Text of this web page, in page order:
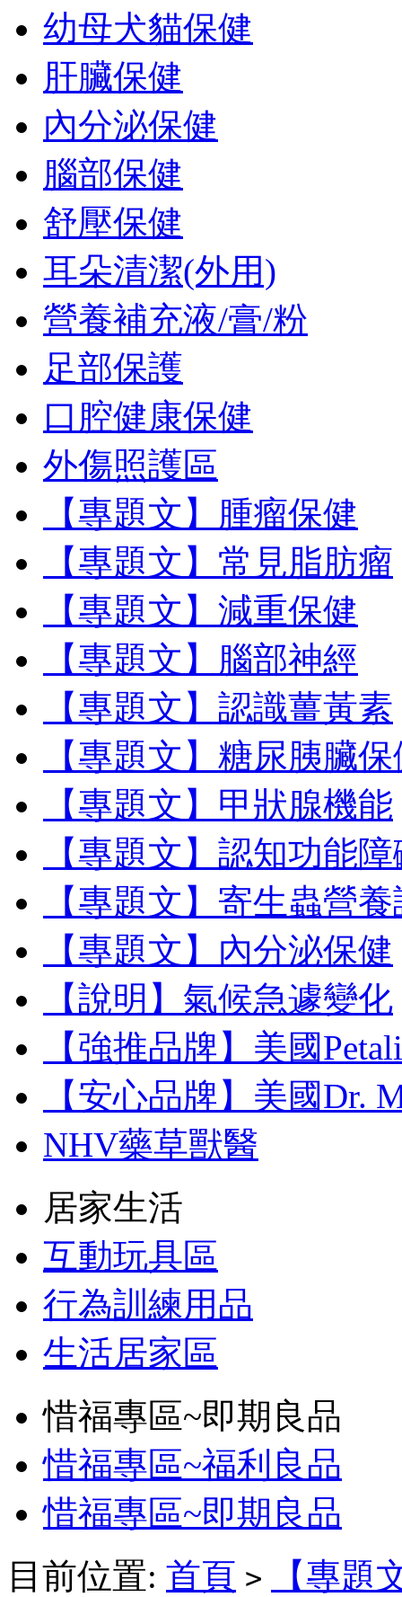
幼母犬貓保健
肝臟保健
內分泌保健
腦部保健
舒壓保健
耳朵清潔(外用)
營養補充液/膏/粉
足部保護
口腔健康保健
外傷照護區
【專題文】腫瘤保健
【專題文】常見脂肪瘤
【專題文】減重保健
【專題文】腦部神經
【專題文】認識薑黃素
【專題文】糖尿胰臟
【專題文】甲狀腺機能
【專題文】認知功能
【專題文】寄生蟲營
【專題文】內分泌保健
【說明】氣候急遽變化
【強推品牌】美國
【安心品牌】美國Dr.
NHV藥草獸醫
居家生活
互動玩具區
行為訓練用品
生活居家區
惜福專區~即期良品
惜福專區~福利良品
惜福專區~即期良品
目前位置: 首頁 > 【專題